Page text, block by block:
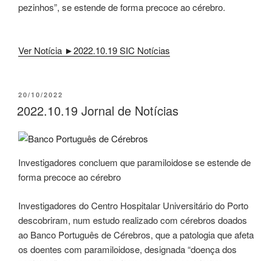
pezinhos”, se estende de forma precoce ao cérebro.
Ver Notícia ►2022.10.19 SIC Notícias
PUBLICADO
EM
20/10/2022
2022.10.19 Jornal de Notícias
Investigadores concluem que paramiloidose se estende de
forma precoce ao cérebro
Investigadores do Centro Hospitalar Universitário do Porto
descobriram, num estudo realizado com cérebros doados
ao Banco Português de Cérebros, que a patologia que afeta
os doentes com paramiloidose, designada “doença dos